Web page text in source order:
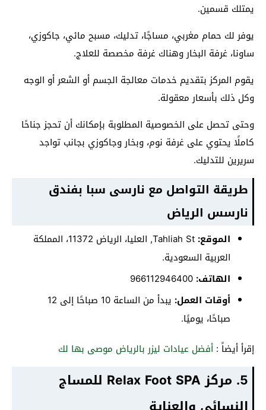
يمتلك قسمين.
يوفر لك حمام مغربي، مساجًا، تدليك، مسبح مائي، جاكوزي،
ساونا، غرفة البخار وهناك غرفة مخصصة للعلاج.
يقوم المركز بتقديم خدمات معالجة الجسم أو الشعر أو الوجه
وكل ذلك بأسعار معقولة.
وحتى تحصل على الخصوصية المطلوبة بإمكانك أن تحجز جناحًا
كاملًا يحتوي على غرفة نوم، وبخار وجاكوزي بجانب تواجد
سريرين للتدليك.
طريقة التواصل مع نارسى سبا بفندق
نارسس الرياض
الموقع:
Tahliah St, العليا، الرياض 11372، المملكة
العربية السعودية.
الهاتف:
أوقات العمل:
يبدأ من الساعة 10 صباحًا إلى 12
صباحًا، يوميًا.
إقرأ أيضاً : أفضل عيادات ليزر بالرياض موصى بها لك
5. مركز Relax Foot SPA للمساج